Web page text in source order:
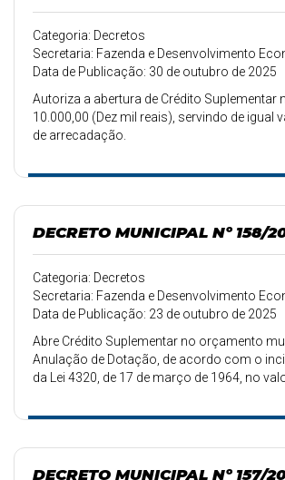
Categoria: Decretos
Secretaria: Fazenda e Desenvolvimento
Data de Publicação: 30 de outubro de 2025
Autoriza a abertura de Crédito Suplementar
10.000,00 (Dez mil reais), servindo de igual
de arrecadação.
DECRETO MUNICIPAL Nº 158/
Categoria: Decretos
Secretaria: Fazenda e Desenvolvimento
Data de Publicação: 23 de outubro de 2025
Abre Crédito Suplementar no orçamento
Anulação de Dotação, de acordo com o
da Lei 4320, de 17 de março de 1964, no
DECRETO MUNICIPAL Nº 157/